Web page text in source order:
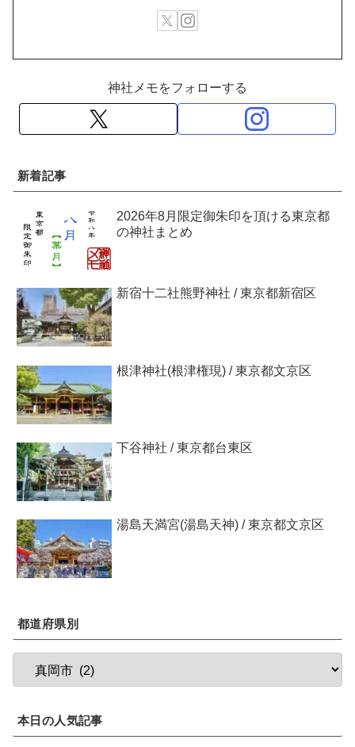
神社メモをフォローする
新着記事
2026年8月限定御朱印を頂ける東京都
の神社まとめ
新宿十二社熊野神社 / 東京都新宿区
根津神社(根津権現) / 東京都文京区
下谷神社 / 東京都台東区
湯島天満宮(湯島天神) / 東京都文京区
都道府県別
本日の人気記事